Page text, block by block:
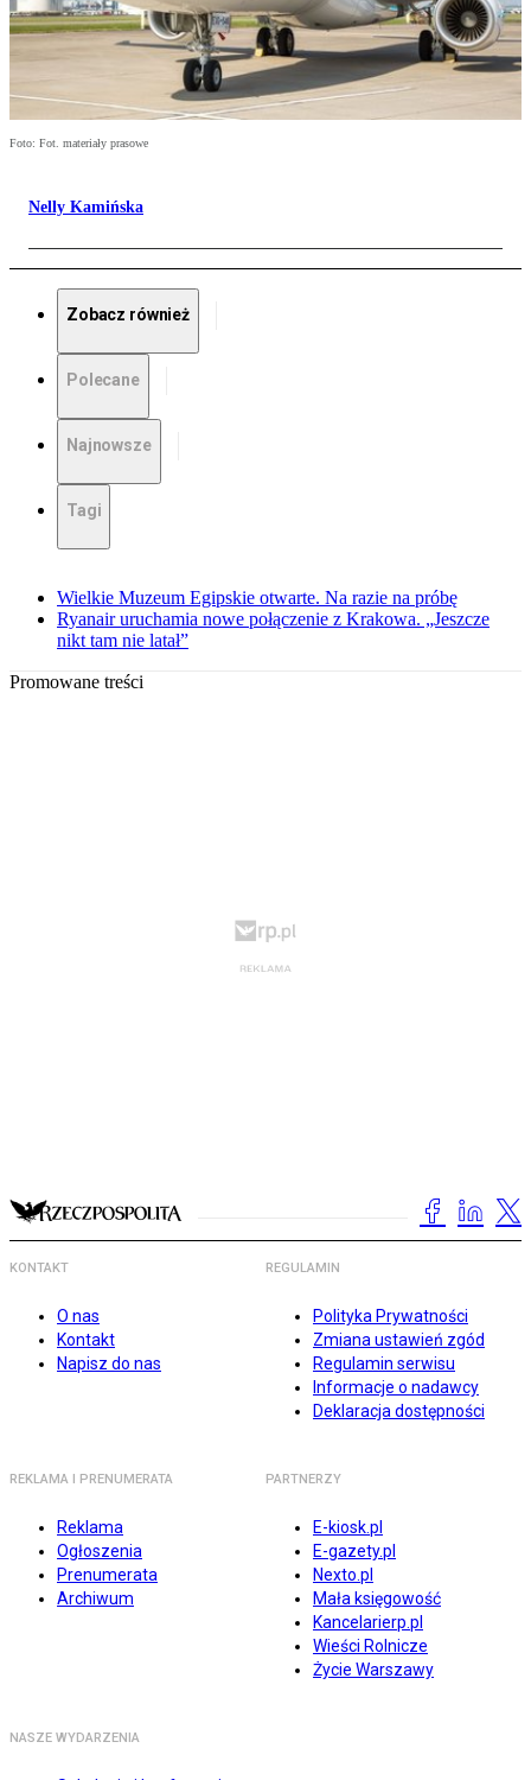
Foto: Fot. materiały prasowe
Nelly Kamińska
Zobacz również
Polecane
Najnowsze
Tagi
Wielkie Muzeum Egipskie otwarte. Na razie na próbę
Ryanair uruchamia nowe połączenie z Krakowa. „Jeszcze
nikt tam nie latał”
Promowane treści
KONTAKT
O nas
Kontakt
Napisz do nas
REGULAMIN
Polityka Prywatności
Zmiana ustawień zgód
Regulamin serwisu
Informacje o nadawcy
Deklaracja dostępności
REKLAMA I PRENUMERATA
Reklama
Ogłoszenia
Prenumerata
Archiwum
PARTNERZY
E-kiosk.pl
E-gazety.pl
Nexto.pl
Mała księgowość
Kancelarierp.pl
Wieści Rolnicze
Życie Warszawy
NASZE WYDARZENIA